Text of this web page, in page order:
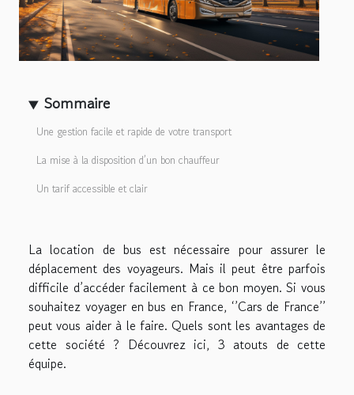
Sommaire
Une gestion facile et rapide de votre transport
La mise à la disposition d’un bon chauffeur
Un tarif accessible et clair
La location de bus est nécessaire pour assurer le
déplacement des voyageurs. Mais il peut être parfois
difficile d’accéder facilement à ce bon moyen. Si vous
souhaitez voyager en bus en France, ‘’Cars de France’’
peut vous aider à le faire. Quels sont les avantages de
cette société ? Découvrez ici, 3 atouts de cette
équipe.